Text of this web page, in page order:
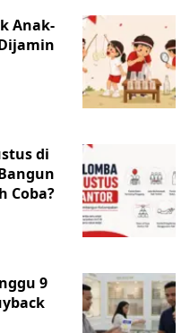
Anak-
di
Coba?
9